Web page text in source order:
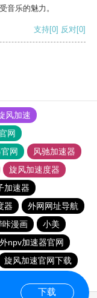
音乐的魅力。
支持[0] 反对[0]
风加速
网
网
风驰加速器
旋风加速度器
加速器
器
外网网址导航
咔漫画
小美
npv加速器官网
旋风加速官网下载
下载